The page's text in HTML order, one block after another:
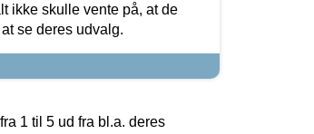
ikke skulle vente på, at de
se deres udvalg.
1 til 5 ud fra bl.a. deres